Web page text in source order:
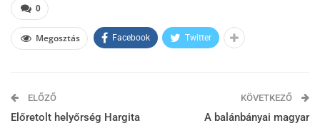
0
Megosztás Facebook Twitter
ELŐZŐ
Előretolt helyőrség Hargita
KÖVETKEZŐ
A balánbányai magyar